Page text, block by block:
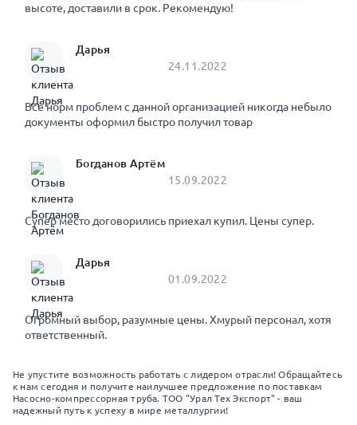
высоте, доставили в срок. Рекомендую!
Дарья
24.11.2022
Все норм проблем с данной организацией никогда небыло
документы оформил быстро получил товар
Богданов Артём
15.09.2022
Супер место договорились приехал купил. Цены супер.
Дарья
01.09.2022
Огромный выбор, разумные цены. Хмурый персонал, хотя
ответственный.
Не упустите возможность работать с лидером отрасли! Обращайтесь
к нам сегодня и получите наилучшее предложение по поставкам
Насосно-компрессорная труба. ТОО "Урал Тех Экспорт" - ваш
надежный путь к успеху в мире металлургии!